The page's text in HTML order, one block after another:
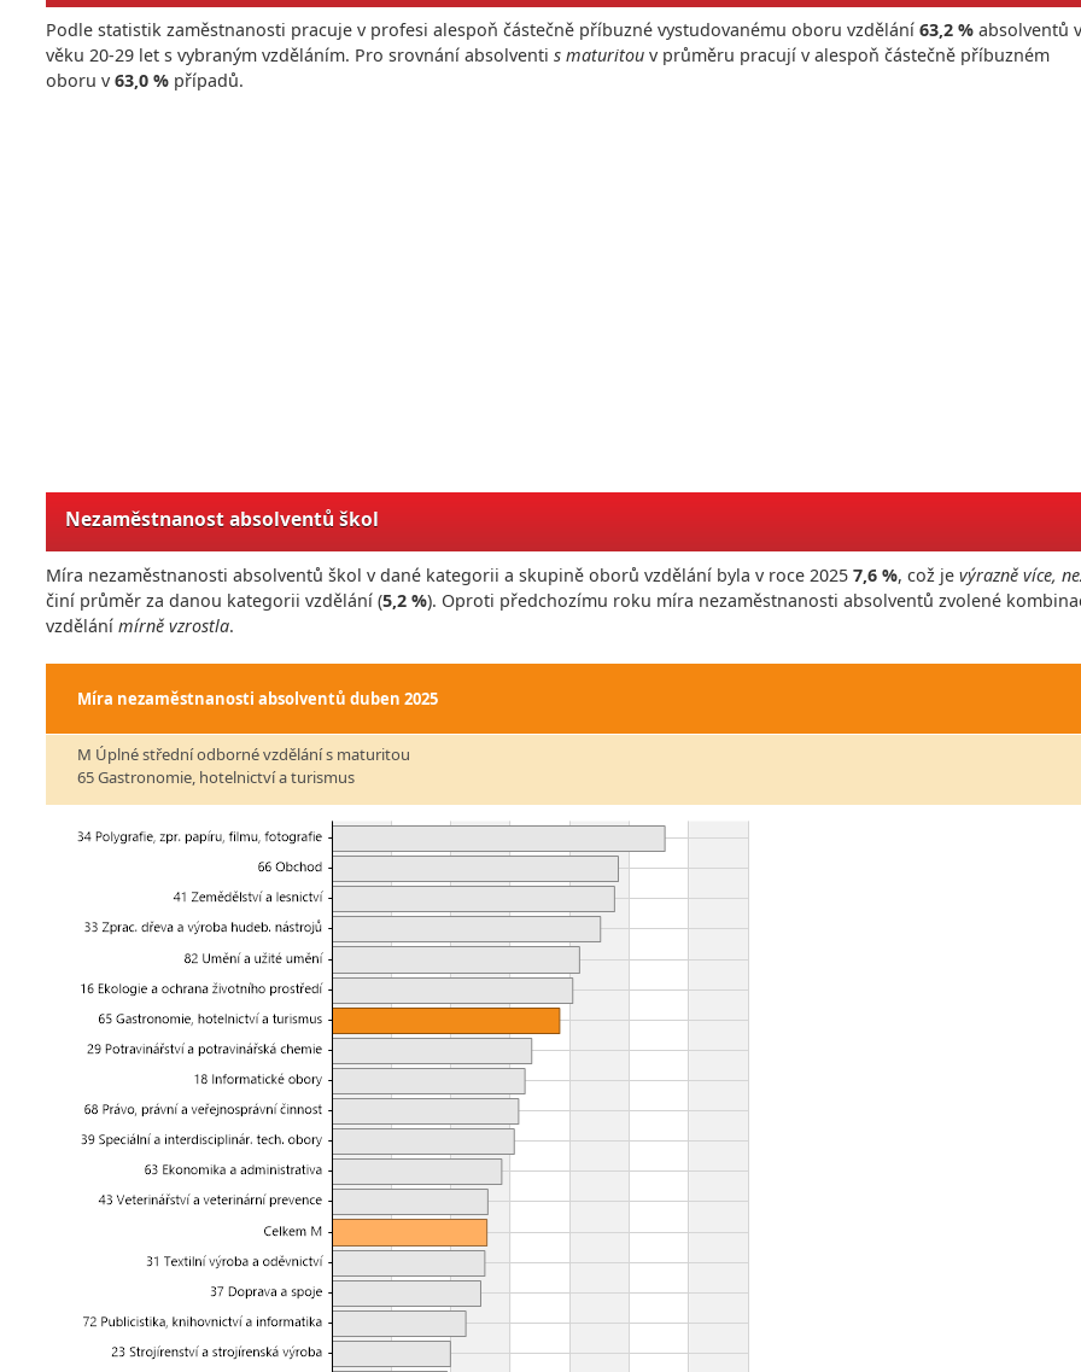
Podle statistik zaměstnanosti pracuje v profesi alespoň částečně příbuzné vystudovanému oboru vzdělání 63,2 % absolventů
věku 20-29 let s vybraným vzděláním. Pro srovnání absolventi s maturitou v průměru pracují v alespoň částečně příbuzném
oboru v 63,0 % případů.
Nezaměstnanost absolventů škol
Míra nezaměstnanosti absolventů škol v dané kategorii a skupině oborů vzdělání byla v roce 2025 7,6 %, což je výrazně více,
činí průměr za danou kategorii vzdělání (5,2 %). Oproti předchozímu roku míra nezaměstnanosti absolventů zvolené
vzdělání mírně vzrostla.
Míra nezaměstnanosti absolventů duben 2025
M Úplné střední odborné vzdělání s maturitou
65 Gastronomie, hotelnictví a turismus